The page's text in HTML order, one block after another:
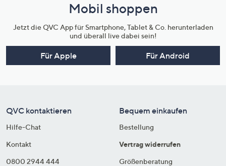
Mobil shoppen
Jetzt die QVC App für Smartphone, Tablet & Co. herunterladen
und überall live dabei sein!
Für Apple Für Android
QVC kontaktieren
Hilfe-Chat
Kontakt
0800 2944 444
Bequem einkaufen
Bestellung
Vertrag widerrufen
Größenberatung